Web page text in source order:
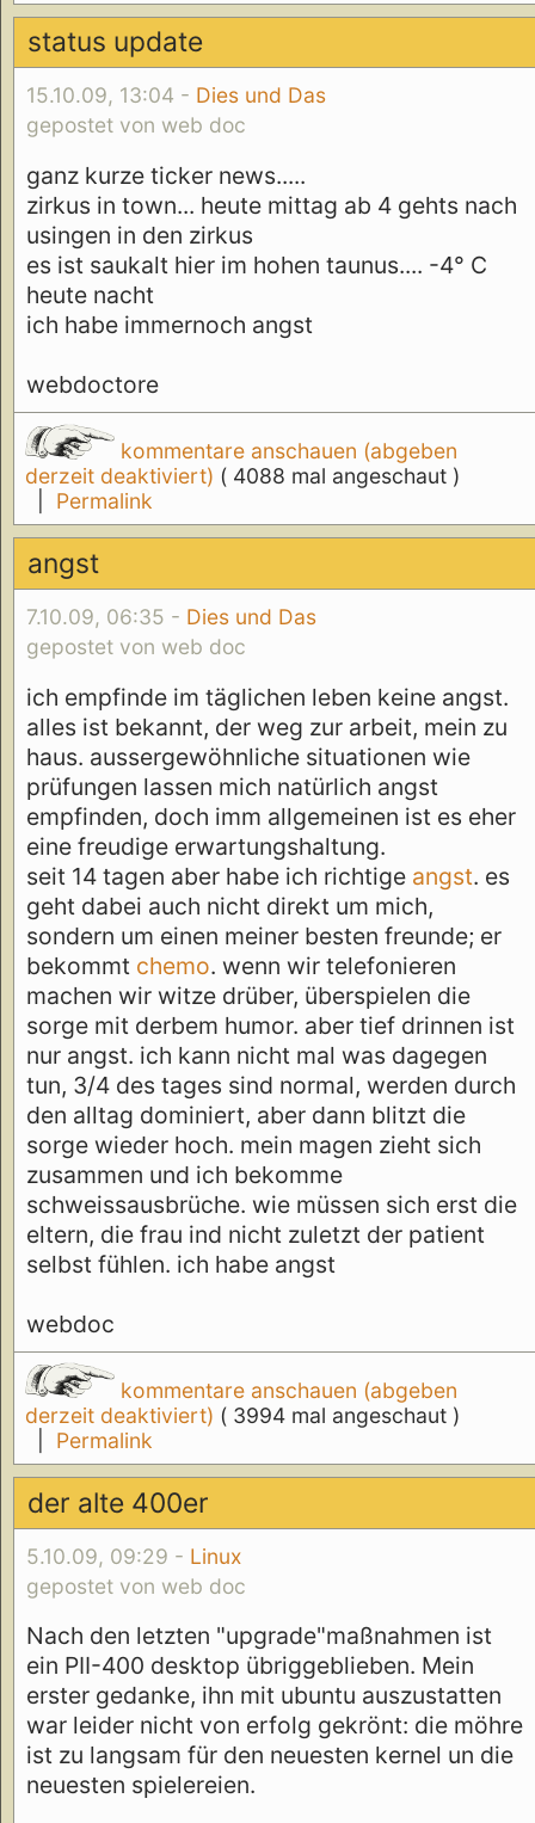
status update
15.10.09, 13:04 - Dies und Das
gepostet von web doc
ganz kurze ticker news.....
zirkus in town... heute mittag ab 4 gehts nach
usingen in den zirkus
es ist saukalt hier im hohen taunus.... -4° C
heute nacht
ich habe immernoch angst
webdoctore
kommentare anschauen (abgeben
derzeit deaktiviert) ( 4088 mal angeschaut )
Permalink
angst
7.10.09, 06:35 - Dies und Das
gepostet von web doc
ich empfinde im täglichen leben keine angst.
alles ist bekannt, der weg zur arbeit, mein zu
haus. aussergewöhnliche situationen wie
prüfungen lassen mich natürlich angst
empfinden, doch imm allgemeinen ist es eher
eine freudige erwartungshaltung.
seit 14 tagen aber habe ich richtige angst. es
geht dabei auch nicht direkt um mich,
sondern um einen meiner besten freunde; er
bekommt chemo. wenn wir telefonieren
machen wir witze drüber, überspielen die
sorge mit derbem humor. aber tief drinnen ist
nur angst. ich kann nicht mal was dagegen
tun, 3/4 des tages sind normal, werden durch
den alltag dominiert, aber dann blitzt die
sorge wieder hoch. mein magen zieht sich
zusammen und ich bekomme
schweissausbrüche. wie müssen sich erst die
eltern, die frau ind nicht zuletzt der patient
selbst fühlen. ich habe angst
webdoc
kommentare anschauen (abgeben
derzeit deaktiviert) ( 3994 mal angeschaut )
Permalink
der alte 400er
5.10.09, 09:29 - Linux
gepostet von web doc
Nach den letzten "upgrade"maßnahmen ist
ein PII-400 desktop übriggeblieben. Mein
erster gedanke, ihn mit ubuntu auszustatten
war leider nicht von erfolg gekrönt: die möhre
ist zu langsam für den neuesten kernel un die
neuesten spielereien.